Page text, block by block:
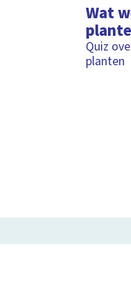
Wat
Quiz
planten